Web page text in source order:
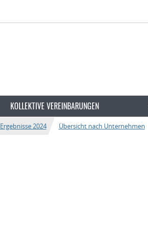
KOLLEKTIVE VEREINBARUNGEN
Ergebnisse 2024 Übersicht nach Unternehmen